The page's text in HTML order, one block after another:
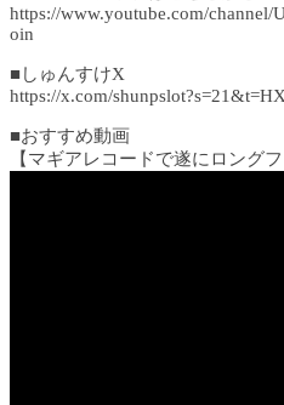
https://www.youtube.com/
oin
■しゅんすけX
https://x.com/
■おすすめ動画
【マギアレコードで遂にロング